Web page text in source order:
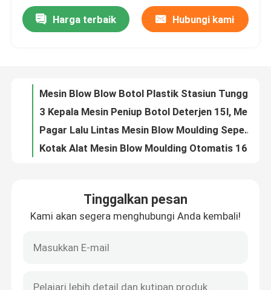
Tentang kami
Kontrol kualitas
Hubungi kami
Mesin blow moulding ekstrusi
Mesin Blow Moulding Otomatis
Mesin Blow Blow Botol Plastik
Harga terbaik Hubungi kami
Mesin Blow Blow Botol Plastik Stasiun Tunggal 3 Die Head 15l PET Blower
Accumulator Automatic PE Blow Moulding Machine, Servo Mesin Blowing Sepenuhnya Otomatis
30l Otomatis Mesin Blow Moulding Akumulator EVA Stasiun Tunggal
Akumulator Extrusion Blow Moulding Machine Stasiun Tunggal Otomatis
Tinggalkan pesan
Kami akan segera menghubungi Anda kembali!